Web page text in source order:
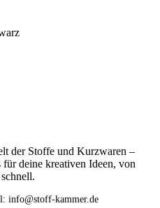
der Stoffe und Kurzwaren –
deine kreativen Ideen, von
info@stoff-kammer.de